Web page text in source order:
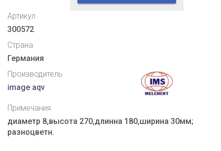
Артикул
300572
Страна
Германия
Производитель
image aqv
Примечания
диаметр 8,высота 270,длинна 180,ширина 30мм;
разноцветн.